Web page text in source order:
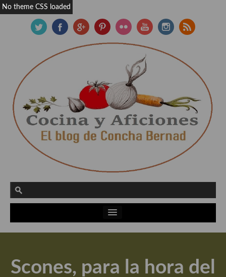
Actualidad y recomendaciones
Apuntes, estudios sobre temas interesantes e importantes
Scones, para la hora del
No theme CSS loaded